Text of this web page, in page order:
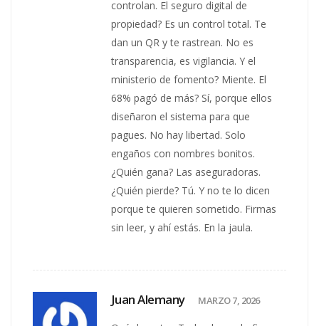
controlan. El seguro digital de
propiedad? Es un control total. Te
dan un QR y te rastrean. No es
transparencia, es vigilancia. Y el
ministerio de fomento? Miente. El
68% pagó de más? Sí, porque ellos
diseñaron el sistema para que
pagues. No hay libertad. Solo
engaños con nombres bonitos.
¿Quién gana? Las aseguradoras.
¿Quién pierde? Tú. Y no te lo dicen
porque te quieren sometido. Firmas
sin leer, y ahí estás. En la jaula.
Juan Alemany MARZO 7, 2026